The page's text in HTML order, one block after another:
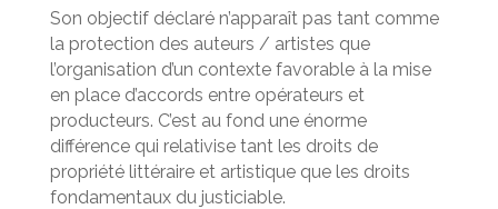
Son objectif déclaré n’apparaît pas tant comme
la protection des auteurs / artistes que
l’organisation d’un contexte favorable à la mise
en place d’accords entre opérateurs et
producteurs. C’est au fond une énorme
différence qui relativise tant les droits de
propriété littéraire et artistique que les droits
fondamentaux du justiciable.